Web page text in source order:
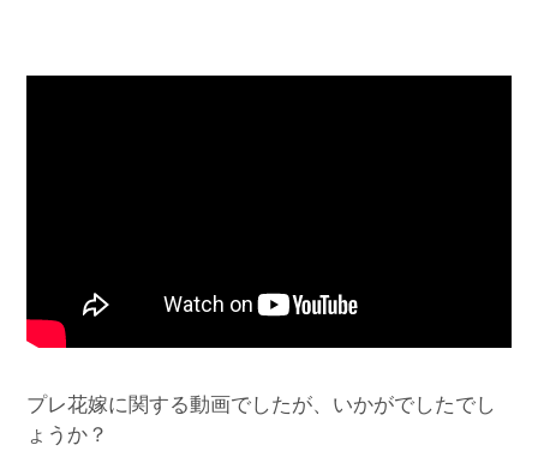
プレ花嫁に関する動画でしたが、いかがでしたでし
ょうか？